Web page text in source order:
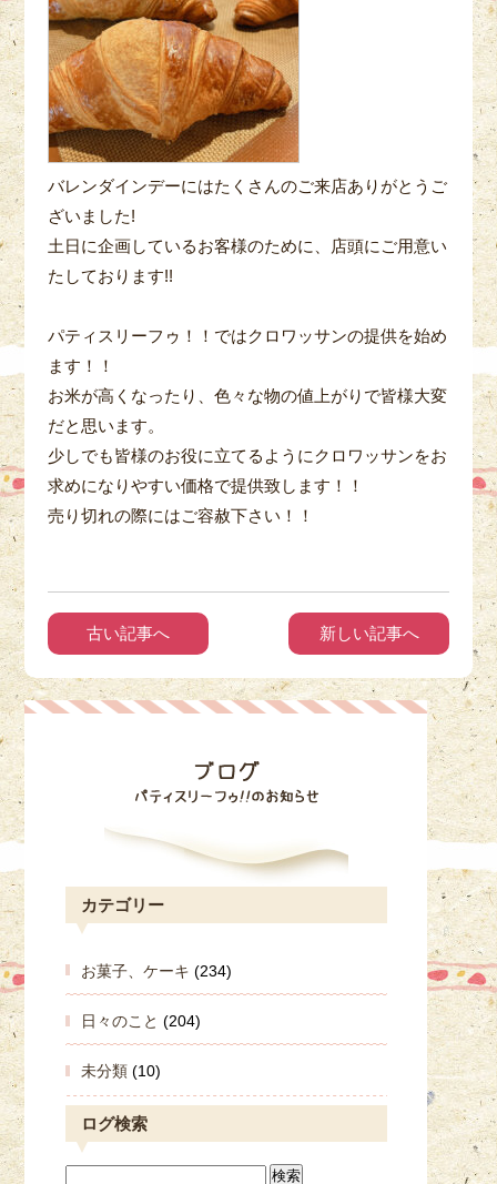
バレンダインデーにはたくさんのご来店ありがとうご
ざいました!
土日に企画しているお客様のために、店頭にご用意い
たしております!!
パティスリーフゥ！！ではクロワッサンの提供を始め
ます！！
お米が高くなったり、色々な物の値上がりで皆様大変
だと思います。
少しでも皆様のお役に立てるようにクロワッサンをお
求めになりやすい価格で提供致します！！
売り切れの際にはご容赦下さい！！
古い記事へ 新しい記事へ
カテゴリー
お菓子、ケーキ (234)
日々のこと (204)
未分類 (10)
ログ検索